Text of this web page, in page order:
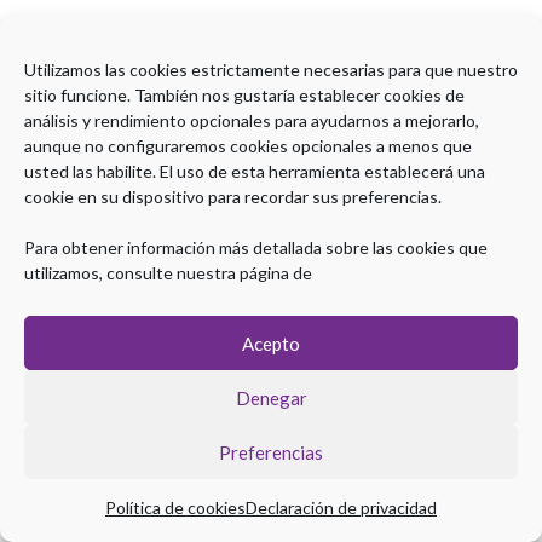
Utilizamos las cookies estrictamente necesarias para que nuestro
sitio funcione. También nos gustaría establecer cookies de
análisis y rendimiento opcionales para ayudarnos a mejorarlo,
aunque no configuraremos cookies opcionales a menos que
usted las habilite. El uso de esta herramienta establecerá una
cookie en su dispositivo para recordar sus preferencias.
Para obtener información más detallada sobre las cookies que
utilizamos, consulte nuestra página de
Acepto
Denegar
Preferencias
Política de cookiesDeclaración de privacidad
Encuesta de satisfacción W2_22
OCTUBRE
Política de Privacidad|Política de Cookies